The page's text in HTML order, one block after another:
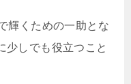
輝くための一助とな
少しでも役立つこと